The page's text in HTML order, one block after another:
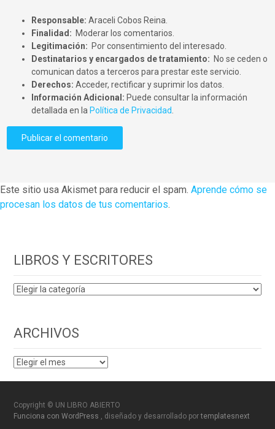
Responsable: Araceli Cobos Reina.
Finalidad: Moderar los comentarios.
Legitimación: Por consentimiento del interesado.
Destinatarios y encargados de tratamiento: No se ceden o
comunican datos a terceros para prestar este servicio.
Derechos: Acceder, rectificar y suprimir los datos.
Información Adicional: Puede consultar la información
detallada en la Política de Privacidad
Este sitio usa Akismet para reducir el spam. Aprende cómo se
procesan los datos de tus comentarios.
LIBROS Y ESCRITORES
LIBROS
ARCHIVOS
ARCHIVOS
Copyright © UN LIBRO ABIERTO
Funciona con WordPress , diseñado y desarrollado portemplatesnext